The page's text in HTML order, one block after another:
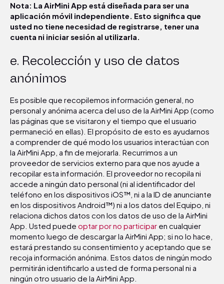
Nota: La AirMini App está diseñada para ser una
aplicación móvil independiente. Esto significa que
usted no tiene necesidad de registrarse, tener una
cuenta ni iniciar sesión al utilizarla.
e. Recolección y uso de datos
anónimos
Es posible que recopilemos información general, no
personal y anónima acerca del uso de la AirMini App (como
las páginas que se visitaron y el tiempo que el usuario
permaneció en ellas). El propósito de esto es ayudarnos
a comprender de qué modo los usuarios interactúan con
la AirMini App, a fin de mejorarla. Recurrimos a un
proveedor de servicios externo para que nos ayude a
recopilar esta información. El proveedor no recopila ni
accede a ningún dato personal (ni al identificador del
teléfono en los dispositivos iOS™, ni a la ID de anunciante
en los dispositivos Android™) ni a los datos del Equipo, ni
relaciona dichos datos con los datos de uso de la AirMini
App. Usted puede optar por no participar en cualquier
momento luego de descargar la AirMini App; si no lo hace,
estará prestando su consentimiento y aceptando que se
recoja información anónima. Estos datos de ningún modo
permitirán identificarlo a usted de forma personal ni a
ningún otro usuario de la AirMini App.